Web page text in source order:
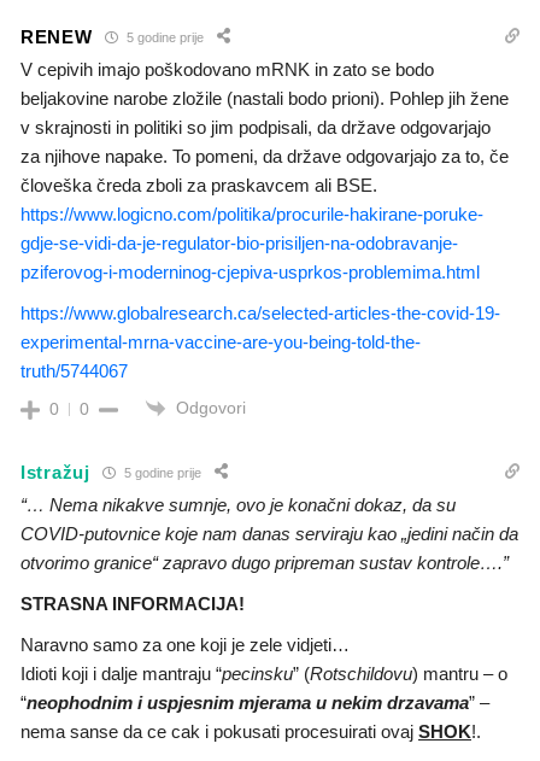
RENEW 5 godine prije
V cepivih imajo poškodovano mRNK in zato se bodo
beljakovine narobe zložile (nastali bodo prioni). Pohlep jih žene
v skrajnosti in politiki so jim podpisali, da države odgovarjajo
za njihove napake. To pomeni, da države odgovarjajo za to, če
človeška čreda zboli za praskavcem ali BSE.
https://www.logicno.com/politika/procurile-hakirane-poruke-
gdje-se-vidi-da-je-regulator-bio-prisiljen-na-odobravanje-
pziferovog-i-moderninog-cjepiva-usprkos-problemima.html
https://www.globalresearch.ca/selected-articles-the-covid-19-
experimental-mrna-vaccine-are-you-being-told-the-
truth/5744067
0 0 Odgovori
Istražuj 5 godine prije
“… Nema nikakve sumnje, ovo je konačni dokaz, da su
COVID-putovnice koje nam danas serviraju kao „jedini način da
otvorimo granice“ zapravo dugo pripreman sustav kontrole….”
STRASNA INFORMACIJA!
Naravno samo za one koji je zele vidjeti…
Idioti koji i dalje mantraju “pecinsku” (Rotschildovu) mantru – o
“neophodnim i uspjesnim mjerama u nekim drzavama” –
nema sanse da ce cak i pokusati procesuirati ovaj SHOK!.